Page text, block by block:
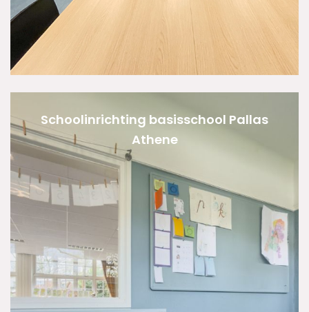
Schoolinrichting basisschool Pallas
Athene